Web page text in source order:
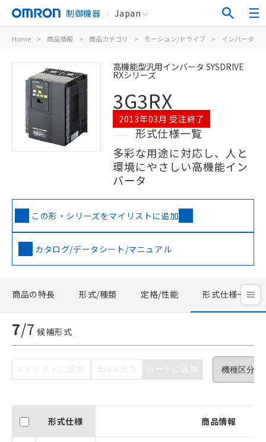
制御機器 Japan
Home > 商品情報 > 商品カテゴリ > モーション/ドライブ > インバータ
高機能型汎用インバータ SYSDRIVE
RXシリーズ
3G3RX
2013年03月 受注終了
形式仕様一覧
多彩な用途に対応し、人と
環境にやさしい高機能イン
バータ
この形・シリーズをマイリストに追加
カタログ/データシート/マニュアル
商品の特長 形式/種類 定格/性能 形式仕様一覧
7/7 候補形式
マイリストに追加 Excel出力 カートに追加
形式仕様 商品情報
ご利用条件